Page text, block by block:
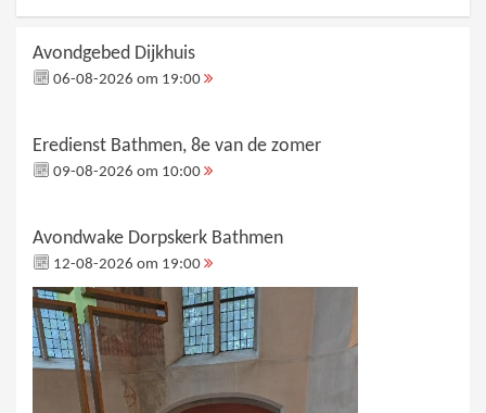
Avondgebed Dijkhuis
06-08-2026 om 19:00
Eredienst Bathmen, 8e van de zomer
09-08-2026 om 10:00
Avondwake Dorpskerk Bathmen
12-08-2026 om 19:00